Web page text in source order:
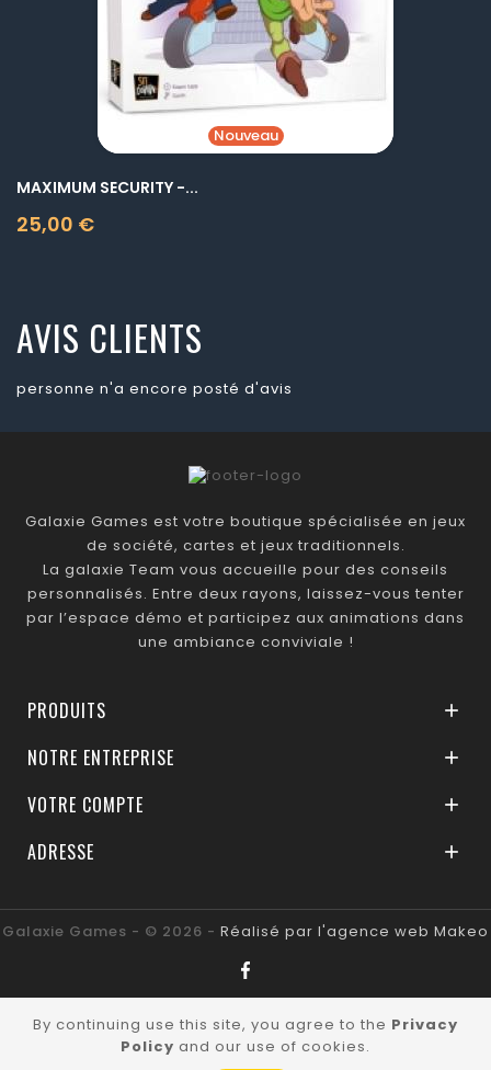
Nouveau
MAXIMUM SECURITY -...
25,00 €
Prix
AVIS CLIENTS
personne n'a encore posté d'avis
Galaxie Games est votre boutique spécialisée en jeux
de société, cartes et jeux traditionnels.
La galaxie Team vous accueille pour des conseils
personnalisés. Entre deux rayons, laissez-vous tenter
par l’espace démo et participez aux animations dans
une ambiance conviviale !
PRODUITS 
NOTRE ENTREPRISE 
VOTRE COMPTE 
ADRESSE 
Galaxie Games - © 2026 - Réalisé par l'agence web Makeo
By continuing use this site, you agree to the Privacy
Policy and our use of cookies.